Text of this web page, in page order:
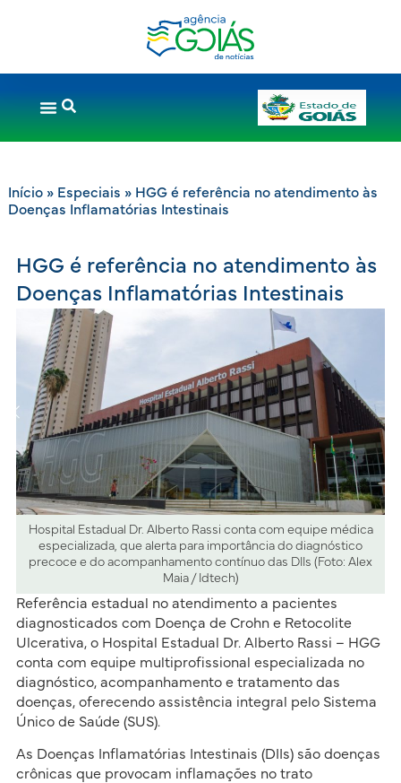
Início» Especiais » HGG é referência no atendimento às
Doenças Inflamatórias Intestinais
HGG é referência no atendimento às
Doenças Inflamatórias Intestinais
Hospital Estadual Dr. Alberto Rassi conta com equipe médica
especializada, que alerta para importância do diagnóstico
precoce e do acompanhamento contínuo das DIIs (Foto: Alex
Maia / Idtech)
Referência estadual no atendimento a pacientes
diagnosticados com Doença de Crohn e Retocolite
Ulcerativa, o Hospital Estadual Dr. Alberto Rassi – HGG
conta com equipe multiprofissional especializada no
diagnóstico, acompanhamento e tratamento das
doenças, oferecendo assistência integral pelo Sistema
Único de Saúde (SUS).
As Doenças Inflamatórias Intestinais (DIIs) são doenças
crônicas que provocam inflamações no trato